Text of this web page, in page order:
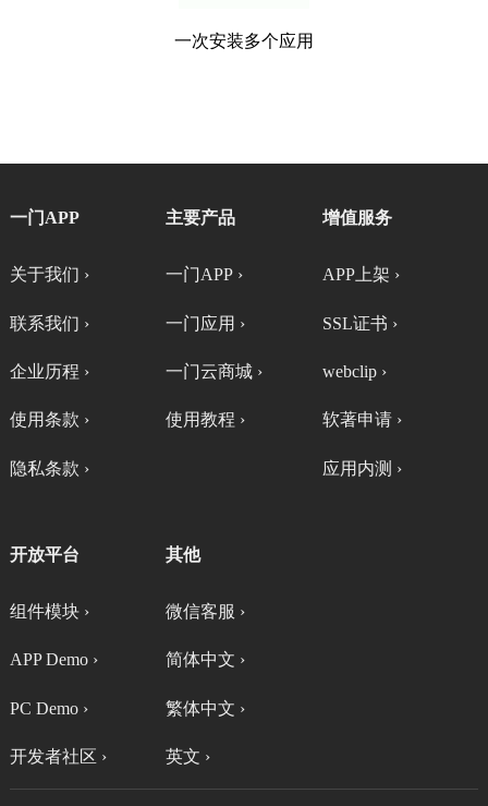
一次安装多个应用
一门APP
关于我们 ›
联系我们 ›
企业历程 ›
使用条款 ›
隐私条款 ›
主要产品
一门APP ›
一门应用 ›
一门云商城 ›
使用教程 ›
增值服务
APP上架 ›
SSL证书 ›
webclip ›
软著申请 ›
应用内测 ›
开放平台
组件模块 ›
APP Demo ›
PC Demo ›
开发者社区 ›
其他
微信客服 ›
简体中文 ›
繁体中文 ›
英文 ›